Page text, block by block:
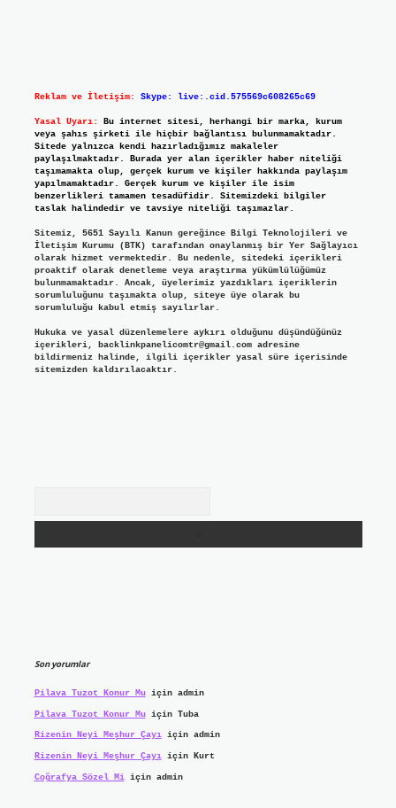
Reklam ve İletişim: Skype: live:.cid.575569c608265c69
Yasal Uyarı:
Bu internet sitesi, herhangi bir marka, kurum
veya şahıs şirketi ile hiçbir bağlantısı bulunmamaktadır.
Sitede yalnızca kendi hazırladığımız makaleler
paylaşılmaktadır. Burada yer alan içerikler haber niteliği
taşımamakta olup, gerçek kurum ve kişiler hakkında paylaşım
yapılmamaktadır. Gerçek kurum ve kişiler ile isim
benzerlikleri tamamen tesadüfidir. Sitemizdeki bilgiler
taslak halindedir ve tavsiye niteliği taşımazlar.
Sitemiz, 5651 Sayılı Kanun gereğince Bilgi Teknolojileri ve
İletişim Kurumu (BTK) tarafından onaylanmış bir Yer Sağlayıcı
olarak hizmet vermektedir. Bu nedenle, sitedeki içerikleri
proaktif olarak denetleme veya araştırma yükümlülüğümüz
bulunmamaktadır. Ancak, üyelerimiz yazdıkları içeriklerin
sorumluluğunu taşımakta olup, siteye üye olarak bu
sorumluluğu kabul etmiş sayılırlar.
Hukuka ve yasal düzenlemelere aykırı olduğunu düşündüğünüz
içerikleri, backlinkpanelicomtr@gmail.comadresine
bildirmeniz halinde, ilgili içerikler yasal süre içerisinde
sitemizden kaldırılacaktır.
Son yorumlar
Pilava Tuzot Konur Muiçin admin
Pilava Tuzot Konur Muiçin Tuba
Rizenin Neyi Meşhur Çayıiçin admin
Rizenin Neyi Meşhur Çayıiçin Kurt
Coğrafya Sözel Miiçin admin